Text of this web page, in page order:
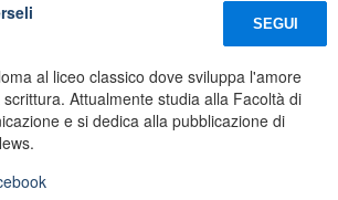
SEGUI
al liceo classico dove sviluppa l'amore
Attualmente studia alla Facoltà di
e si dedica alla pubblicazione di